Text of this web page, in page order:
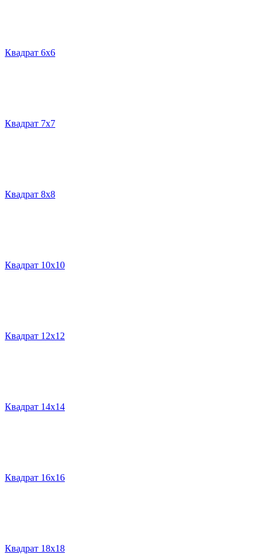
Квадрат 6х6
Квадрат 7х7
Квадрат 8х8
Квадрат 10х10
Квадрат 12х12
Квадрат 14х14
Квадрат 16х16
Квадрат 18х18